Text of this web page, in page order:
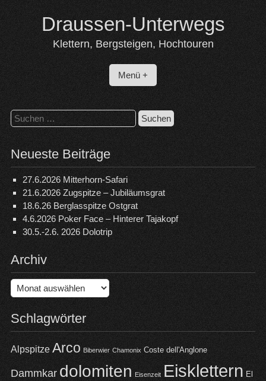
content
Draussen-Unterwegs
Klettern, Bergsteigen, Hochtouren
Menü +
Suchen
nach:
Neueste Beiträge
27.6.2026 Mitterhorn-Safari
21.6.2026 Zugspitze – Jubiläumsgrat
18.6.26 Berglasspitze Ostgrat
4.6.2026 Poker Face – Hinterer Tajakopf
30.5.-2.6. 2026 Dolotrip
Archiv
Archiv
Schlagwörter
Alpspitze Arco Biberwier Chamonix Coste dell'Anglone
Dammkar dolomiten Eisenzeit Eisklettern El